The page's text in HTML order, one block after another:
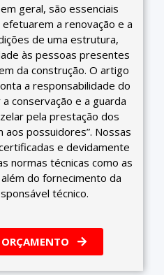
geral, são essenciais
a renovação e a
de uma estrutura,
às pessoas presentes
da construção. O artigo
a responsabilidade do
conservação e a guarda
pela prestação dos
possuidores”. ​Nossas
e devidamente
normas técnicas como as
além do fornecimento da
técnico.